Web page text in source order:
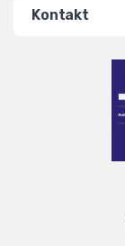
Kontakt